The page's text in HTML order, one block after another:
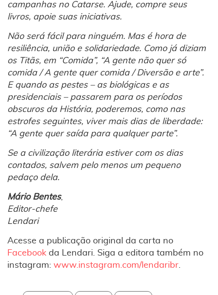
campanhas no Catarse. Ajude, compre seus
livros, apoie suas iniciativas.
Não será fácil para ninguém. Mas é hora de
resiliência, união e solidariedade. Como já diziam
os Titãs, em “Comida”, “A gente não quer só
comida / A gente quer comida / Diversão e arte”.
E quando as pestes – as biológicas e as
presidenciais – passarem para os períodos
obscuros da História, poderemos, como nas
estrofes seguintes, viver mais dias de liberdade:
“A gente quer saída para qualquer parte”.
Se a civilização literária estiver com os dias
contados, salvem pelo menos um pequeno
pedaço dela.
Mário Bentes,
Editor-chefe
Lendari
Acesse a publicação original da carta no
Facebook da Lendari. Siga a editora também no
instagram: www.instagram.com/lendaribr.